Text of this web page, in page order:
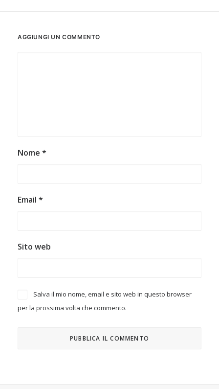
AGGIUNGI UN COMMENTO
Nome *
Email *
Sito web
Salva il mio nome, email e sito web in questo browser
per la prossima volta che commento.